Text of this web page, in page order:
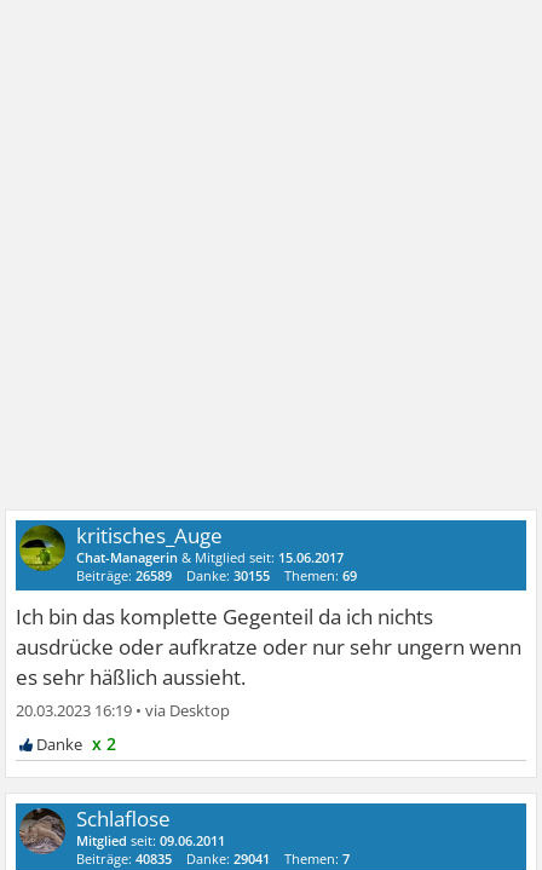
kritisches_Auge
Chat-Managerin & Mitglied seit: 15.06.2017
Beiträge:26589 Danke:30155 Themen:69
Ich bin das komplette Gegenteil da ich nichts
ausdrücke oder aufkratze oder nur sehr ungern wenn
es sehr häßlich aussieht.
20.03.2023 16:19 •
x 2
Schlaflose
Mitglied seit:09.06.2011
Beiträge:40835 Danke:29041 Themen:7